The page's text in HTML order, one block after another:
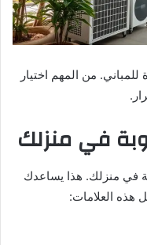
من المهم اختيار
في منزلك
في منزلك. هذا يساعدك
العلامات: